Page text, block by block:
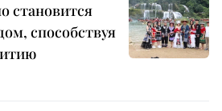
становится
способствуя